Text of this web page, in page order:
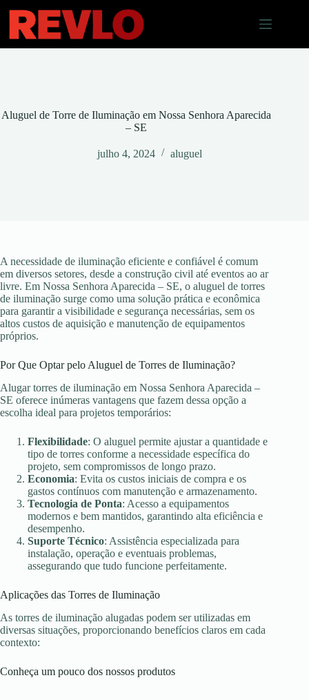
para
conteúdo
Aluguel de Torre de Iluminação em Nossa Senhora Aparecida
– SE
julho 4, 2024 aluguel
A necessidade de iluminação eficiente e confiável é comum
em diversos setores, desde a construção civil até eventos ao ar
livre. Em Nossa Senhora Aparecida – SE, o aluguel de torres
de iluminação surge como uma solução prática e econômica
para garantir a visibilidade e segurança necessárias, sem os
altos custos de aquisição e manutenção de equipamentos
próprios.
Por Que Optar pelo Aluguel de Torres de Iluminação?
Alugar torres de iluminação em Nossa Senhora Aparecida –
SE oferece inúmeras vantagens que fazem dessa opção a
escolha ideal para projetos temporários:
Flexibilidade: O aluguel permite ajustar a quantidade e
tipo de torres conforme a necessidade específica do
projeto, sem compromissos de longo prazo.
Economia: Evita os custos iniciais de compra e os
gastos contínuos com manutenção e armazenamento.
Tecnologia de Ponta: Acesso a equipamentos
modernos e bem mantidos, garantindo alta eficiência e
desempenho.
Suporte Técnico: Assistência especializada para
instalação, operação e eventuais problemas,
assegurando que tudo funcione perfeitamente.
Aplicações das Torres de Iluminação
As torres de iluminação alugadas podem ser utilizadas em
diversas situações, proporcionando benefícios claros em cada
contexto:
Conheça um pouco dos nossos produtos